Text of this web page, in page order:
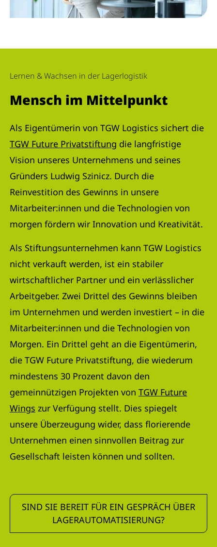
Lernen & Wachsen in der Lagerlogistik
Mensch im Mittelpunkt
Als Eigentümerin von TGW Logistics sichert die
TGW Future Privatstiftung die langfristige
Vision unseres Unternehmens und seines
Gründers Ludwig Szinicz. Durch die
Reinvestition des Gewinns in unsere
Mitarbeiter:innen und die Technologien von
morgen fördern wir Innovation und Kreativität.
Als Stiftungsunternehmen kann TGW Logistics
nicht verkauft werden, ist ein stabiler
wirtschaftlicher Partner und ein verlässlicher
Arbeitgeber. Zwei Drittel des Gewinns bleiben
im Unternehmen und werden investiert – in die
Mitarbeiter:innen und die Technologien von
Morgen. Ein Drittel geht an die Eigentümerin,
die TGW Future Privatstiftung, die wiederum
mindestens 30 Prozent davon den
gemeinnützigen Projekten von TGW Future
Wings zur Verfügung stellt. Dies spiegelt
unsere Überzeugung wider, dass florierende
Unternehmen einen sinnvollen Beitrag zur
Gesellschaft leisten können und sollten.
SIND SIE BEREIT FÜR EIN GESPRÄCH ÜBER
LAGERAUTOMATISIERUNG?